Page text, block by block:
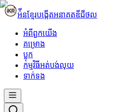
អ៉ីនខ្មែរបង្កើតអនាគតឌីជីថល
អំពី​ពួក​យើង
គម្រោង
ប្លុក
កម្មវិធីអត់បង់លុយ
ទាក់ទង